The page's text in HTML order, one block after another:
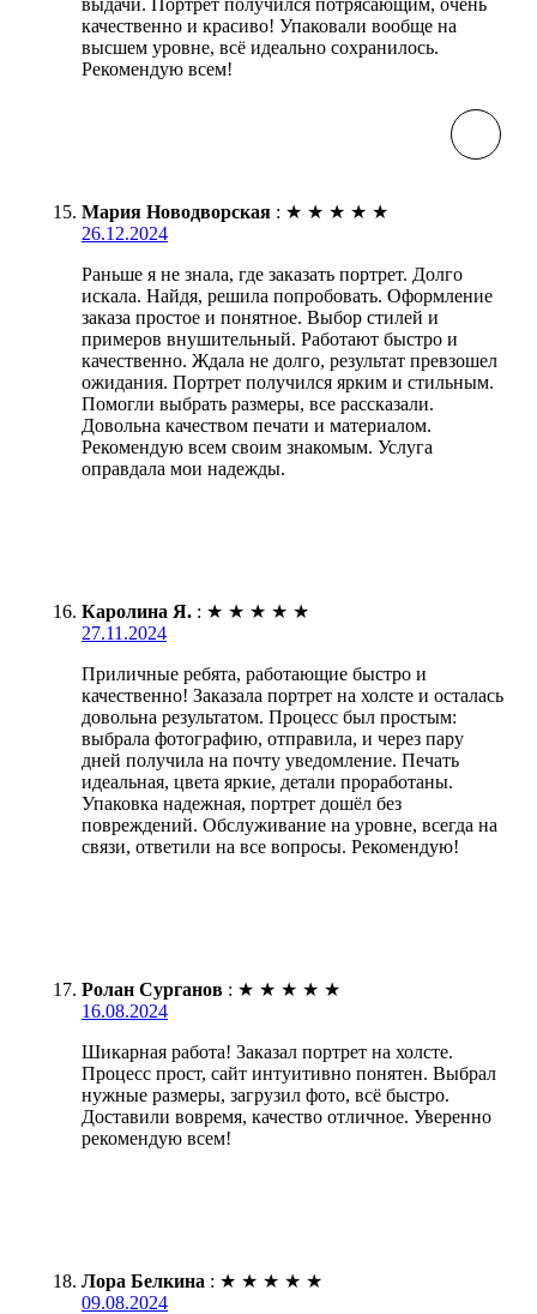
качественно и красиво! Упаковали вообще на
высшем уровне, всё идеально сохранилось.
Рекомендую всем!
Мария Новодворская : ★ ★ ★ ★ ★
26.12.2024
Раньше я не знала, где заказать портрет. Долго
искала. Найдя, решила попробовать. Оформление
заказа простое и понятное. Выбор стилей и
примеров внушительный. Работают быстро и
качественно. Ждала не долго, результат превзошел
ожидания. Портрет получился ярким и стильным.
Помогли выбрать размеры, все рассказали.
Довольна качеством печати и материалом.
Рекомендую всем своим знакомым. Услуга
оправдала мои надежды.
Каролина Я. : ★ ★ ★ ★ ★
27.11.2024
Приличные ребята, работающие быстро и
качественно! Заказала портрет на холсте и осталась
довольна результатом. Процесс был простым:
выбрала фотографию, отправила, и через пару
дней получила на почту уведомление. Печать
идеальная, цвета яркие, детали проработаны.
Упаковка надежная, портрет дошёл без
повреждений. Обслуживание на уровне, всегда на
связи, ответили на все вопросы. Рекомендую!
Ролан Сурганов : ★ ★ ★ ★ ★
16.08.2024
Шикарная работа! Заказал портрет на холсте.
Процесс прост, сайт интуитивно понятен. Выбрал
нужные размеры, загрузил фото, всё быстро.
Доставили вовремя, качество отличное. Уверенно
рекомендую всем!
Лора Белкина : ★ ★ ★ ★ ★
09.08.2024